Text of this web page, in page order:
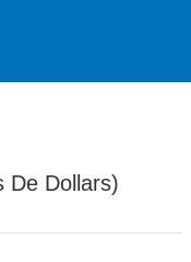
De Dollars)